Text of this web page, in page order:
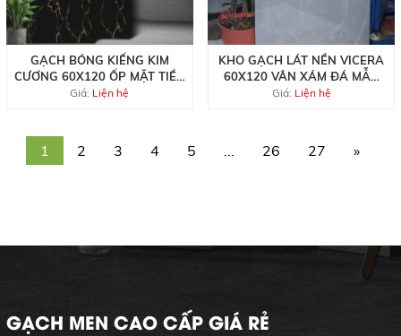
GẠCH BÓNG KIẾNG KIM
CƯƠNG 60X120 ỐP MẶT TIỀN
ĐEN VÀNG
Giá: Liện hệ
KHO GẠCH LÁT NỀN VICERA
60X120 VÂN XÁM ĐÁ MẪU
MỚI TẠI QUẬN 3
Giá: Liện hệ
1 2 3 4 5 ... 26 27 »
GẠCH MEN CAO CẤP GIÁ RẺ